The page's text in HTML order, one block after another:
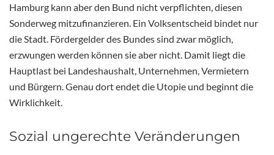
Hamburg kann aber den Bund nicht verpflichten, diesen
Sonderweg mitzufinanzieren. Ein Volksentscheid bindet nur
die Stadt. Fördergelder des Bundes sind zwar möglich,
erzwungen werden können sie aber nicht. Damit liegt die
Hauptlast bei Landeshaushalt, Unternehmen, Vermietern
und Bürgern. Genau dort endet die Utopie und beginnt die
Wirklichkeit.
Sozial ungerechte Veränderungen